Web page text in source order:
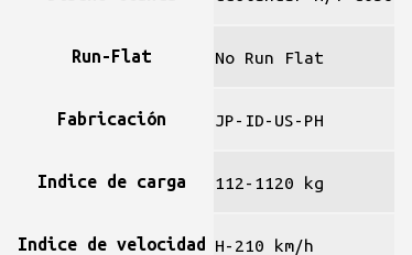
Run-Flat No Run Flat
Fabricación JP-ID-US-PH
Indice de carga 112-1120 kg
Indice de velocidad H-210 km/h